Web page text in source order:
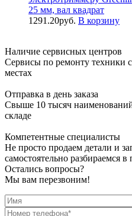
25 мм, вал квадрат
1291.20руб. В корзину
Наличие сервисных центров
Сервисы по ремонту техники
местах
Отправка в день заказа
Свыше 10 тысяч
складе
Компетентные специалисты
Не просто продаем детали и
самостоятельно разбираемся
Остались вопросы?
Мы вам перезвоним!